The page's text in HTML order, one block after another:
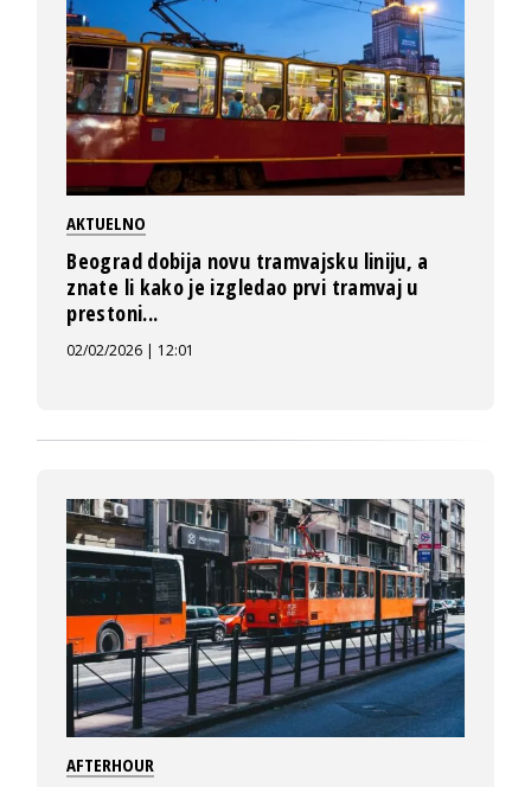
AKTUELNO
Beograd dobija novu tramvajsku liniju, a
znate li kako je izgledao prvi tramvaj u
prestoni...
02/02/2026 | 12:01
AFTERHOUR